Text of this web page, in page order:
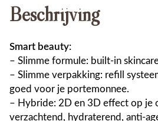
Beschrijving
Smart beauty:
– Slimme formule: built-in
– Slimme verpakking: refill
goed voor je portemonnee.
– Hybride: 2D en 3D effect op je
verzachtend, hydraterend, anti-